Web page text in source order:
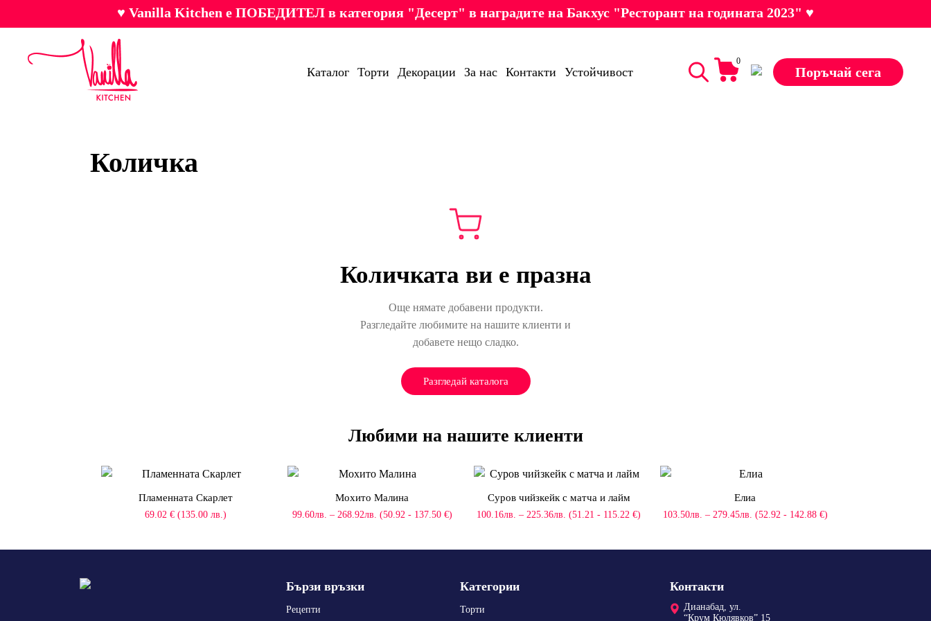
♥ Vanilla Kitchen е ПОБЕДИТЕЛ в категория "Десерт" в наградите на Бакхус "Ресторант на годината 2023" ♥
Каталог Торти Декорации За нас Контакти Устойчивост
0
Поръчай сега
Количка
Количката ви е празна
Още нямате добавени продукти.
Разгледайте любимите на нашите клиенти и
добавете нещо сладко.
Разгледай каталога
Любими на нашите клиенти
Пламенната Скарлет
69.02 € (135.00 лв.)
Мохито Малина
99.60лв. – 268.92лв. Price
(50.92 - 137.50 €)
Суров чийзкейк с матча и лайм
100.16лв. – 225.36лв. Price
(51.21 - 115.22 €)
Елиа
103.50лв. – 279.45лв. Price
(52.92 - 142.88 €)
Бързи връзки
Рецепти
Категории
Торти
Контакти
Дианабад, ул.
“Крум Кюлявков” 15